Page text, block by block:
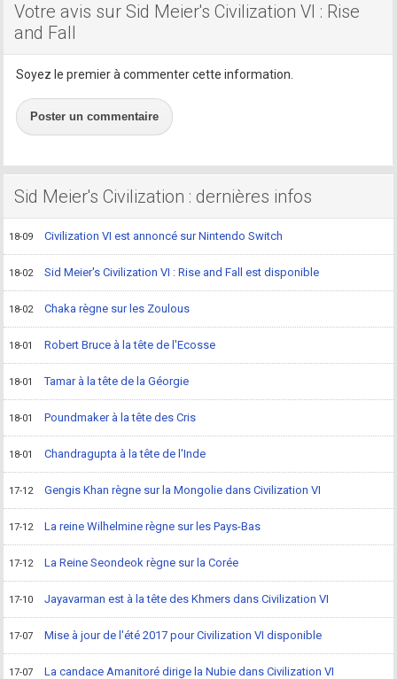
Votre avis sur Sid Meier's Civilization VI : Rise
and Fall
Soyez le premier à commenter cette information.
Poster un commentaire
Sid Meier's Civilization : dernières infos
18-09 Civilization VI est annoncé sur Nintendo Switch
18-02 Sid Meier's Civilization VI : Rise and Fall est disponible
18-02 Chaka règne sur les Zoulous
18-01 Robert Bruce à la tête de l'Ecosse
18-01 Tamar à la tête de la Géorgie
18-01 Poundmaker à la tête des Cris
18-01 Chandragupta à la tête de l'Inde
17-12 Gengis Khan règne sur la Mongolie dans Civilization VI
17-12 La reine Wilhelmine règne sur les Pays-Bas
17-12 La Reine Seondeok règne sur la Corée
17-10 Jayavarman est à la tête des Khmers dans Civilization VI
17-07 Mise à jour de l'été 2017 pour Civilization VI disponible
17-07 La candace Amanitoré dirige la Nubie dans Civilization VI